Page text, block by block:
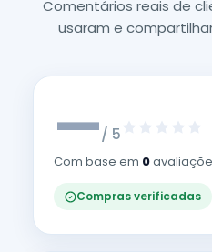
Comentários reais de
usaram e
—/ 5
Com base em 0
Compras verificadas